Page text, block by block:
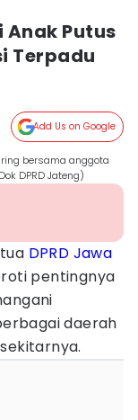
Anak Putus
Terpadu
Add Us on Google
bersama anggota
DPRD Jateng)
DPRD Jawa
pentingnya
daerah